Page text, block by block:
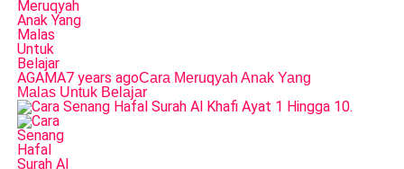
AGAMA7 years agoCara Meruqyah Anak Yang
Malas Untuk Belajar